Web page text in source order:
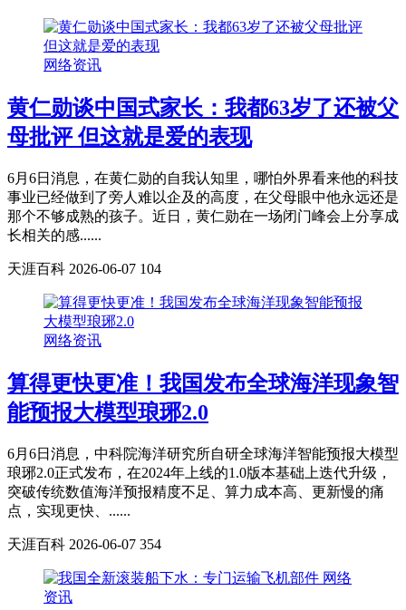
网络资讯
黄仁勋谈中国式家长：我都63岁了还被父
母批评 但这就是爱的表现
6月6日消息，在黄仁勋的自我认知里，哪怕外界看来他的科技
事业已经做到了旁人难以企及的高度，在父母眼中他永远还是
那个不够成熟的孩子。近日，黄仁勋在一场闭门峰会上分享成
长相关的感......
天涯百科 2026-06-07 104
网络资讯
算得更快更准！我国发布全球海洋现象智
能预报大模型琅琊2.0
6月6日消息，中科院海洋研究所自研全球海洋智能预报大模型
琅琊2.0正式发布，在2024年上线的1.0版本基础上迭代升级，
突破传统数值海洋预报精度不足、算力成本高、更新慢的痛
点，实现更快、......
天涯百科 2026-06-07 354
网络
资讯